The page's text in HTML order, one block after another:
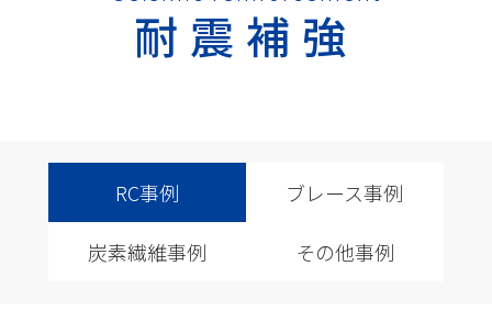
耐震補強
RC事例 ブレース事例
炭素繊維事例 その他事例